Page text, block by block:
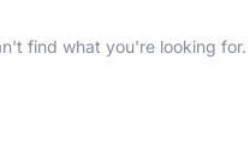
find what you're looking for.